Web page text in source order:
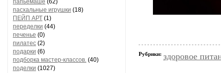
папьемаше (62)
пасхальные игрушки (18)
ПЕЙП АРТ (1)
переделки (44)
печенье (0)
пилатес (2)
подарки (6)
подборка мастер-классов. (40)
поделки (1027)
Рубрики: здоровое